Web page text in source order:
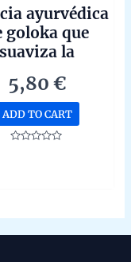
ayurvédica
goloka que
suaviza la
5,80€
ADD TO CART